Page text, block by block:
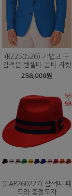
(BZ250526) 가볍고 구
김적은 텐셀마 콤비 자켓
258,000원
(CAP260227) 삼색띠 페
도라 중절모자